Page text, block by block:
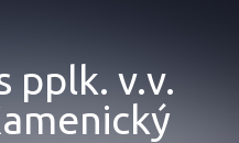
pplk. v.v.